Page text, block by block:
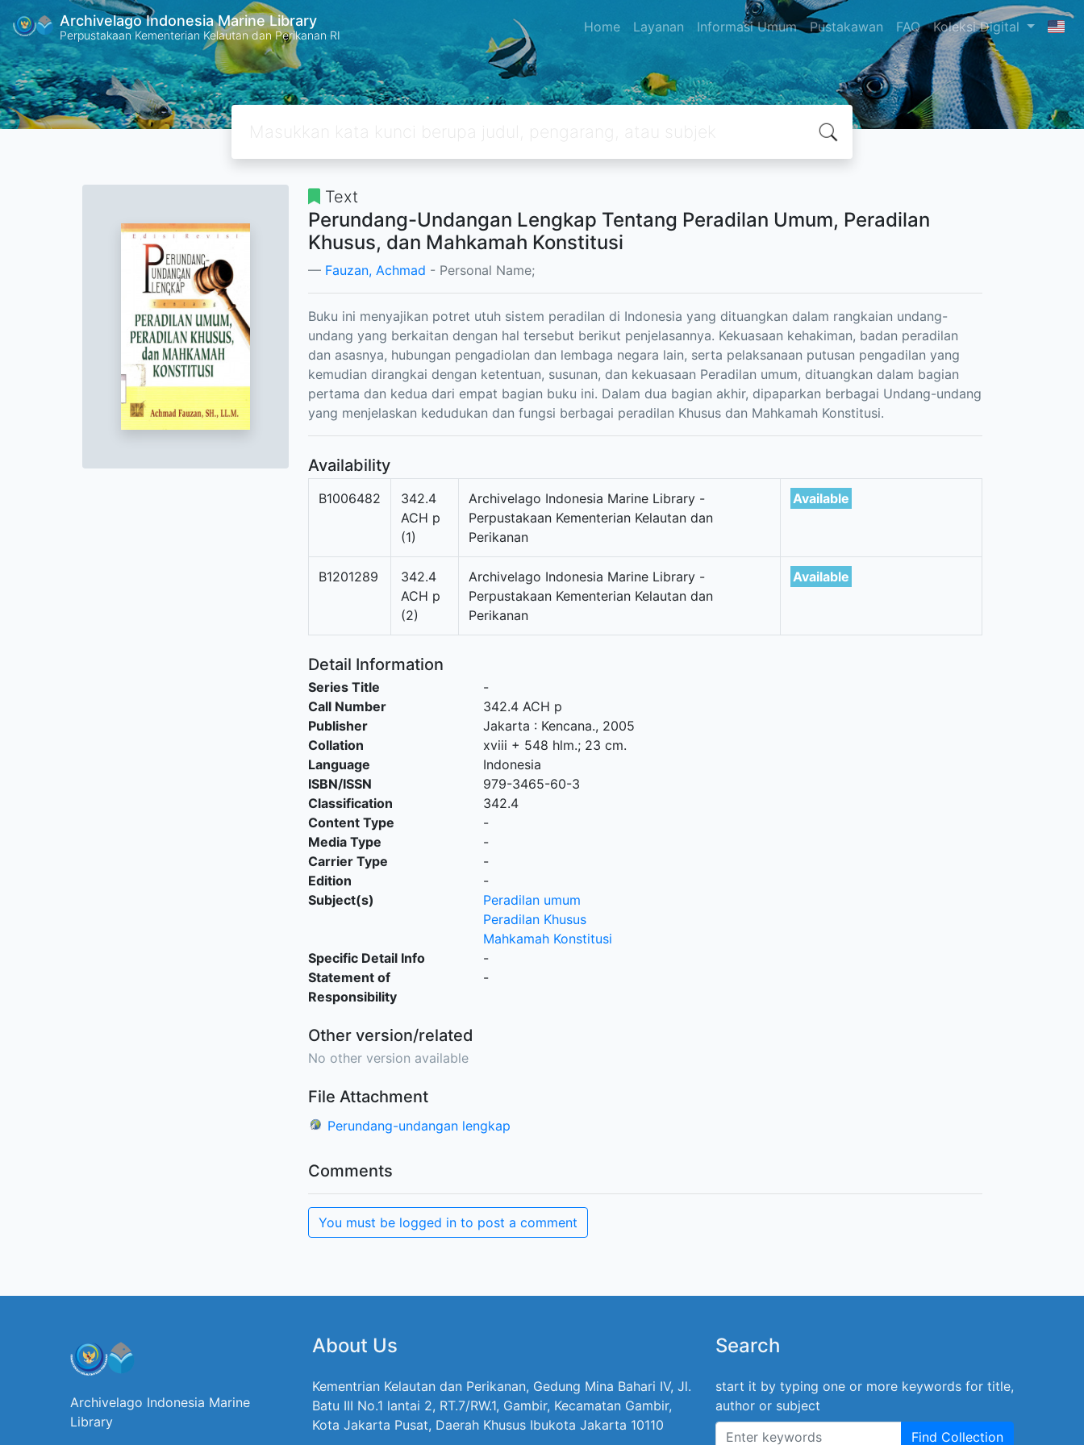
Archivelago Indonesia Marine Library
Perpustakaan Kementerian Kelautan dan Perikanan RI Home Layanan Informasi Umum Pustakawan FAQ Koleksi Digital
Text
Perundang-Undangan Lengkap Tentang Peradilan Umum, Peradilan
Khusus, dan Mahkamah Konstitusi
Fauzan, Achmad - Personal Name;
Buku ini menyajikan potret utuh sistem peradilan di Indonesia yang dituangkan dalam rangkaian undang-
undang yang berkaitan dengan hal tersebut berikut penjelasannya. Kekuasaan kehakiman, badan peradilan
dan asasnya, hubungan pengadiolan dan lembaga negara lain, serta pelaksanaan putusan pengadilan yang
kemudian dirangkai dengan ketentuan, susunan, dan kekuasaan Peradilan umum, dituangkan dalam bagian
pertama dan kedua dari empat bagian buku ini. Dalam dua bagian akhir, dipaparkan berbagai Undang-undang
yang menjelaskan kedudukan dan fungsi berbagai peradilan Khusus dan Mahkamah Konstitusi.
Availability
B1006482
342.4
ACH p
(1)
Archivelago Indonesia Marine Library -
Perpustakaan Kementerian Kelautan dan
Perikanan
Available
B1201289
342.4
ACH p
(2)
Archivelago Indonesia Marine Library -
Perpustakaan Kementerian Kelautan dan
Perikanan
Available
Detail Information
Series Title
-
Call Number
342.4 ACH p
Publisher
Jakarta : Kencana., 2005
Collation
xviii + 548 hlm.; 23 cm.
Language
Indonesia
ISBN/ISSN
979-3465-60-3
Classification
342.4
Content Type
-
Media Type
-
Carrier Type
-
Edition
-
Subject(s)
Peradilan umum
Peradilan Khusus
Mahkamah Konstitusi
Specific Detail Info
-
Statement of
Responsibility
-
Other version/related
No other version available
File Attachment
Perundang-undangan lengkap
Comments
You must be logged in to post a comment
Archivelago Indonesia Marine
Library
About Us
Kementrian Kelautan dan Perikanan, Gedung Mina Bahari IV, Jl.
Batu III No.1 lantai 2, RT.7/RW.1, Gambir, Kecamatan Gambir,
Kota Jakarta Pusat, Daerah Khusus Ibukota Jakarta 10110
Search
start it by typing one or more keywords for title,
author or subject
Find Collection